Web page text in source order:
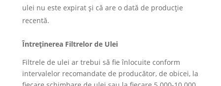
ulei nu este expirat și că are o dată de producție
recentă.
Întreținerea Filtrelor de Ulei
Filtrele de ulei ar trebui să fie înlocuite conform
intervalelor recomandate de producător, de obicei, la